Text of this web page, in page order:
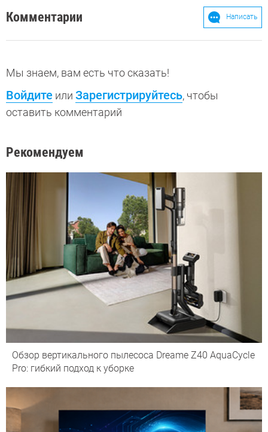
Комментарии Написать
Мы знаем, вам есть что сказать!
Войдите или Зарегистрируйтесь, чтобы
оставить комментарий
Рекомендуем
Обзор вертикального пылесоса Dreame Z40 AquaCycle
Pro: гибкий подход к уборке